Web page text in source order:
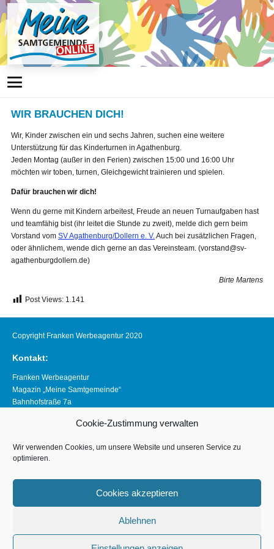
Cookie-Zustimmung verwalten
Wir verwenden Cookies, um unsere Website und unseren Service zu
optimieren.
Cookies akzeptieren
Ablehnen
WIR BRAUCHEN DICH!
Wir, Kinder zwischen ein und sechs Jahren, suchen eine weitere
Unterstützung für das Kinderturnen in Agathenburg.
Jeden Montag (außer in den Ferien) zwischen 15:00 und 16:00 Uhr
möchten wir toben, turnen, Gleichgewicht trainieren und spielen.
Dafür brauchen wir dich!
Wenn du gerne mit Kindern arbeitest, Freude an neuen Turnaufgaben hast
und teamfähig bist (ihr leitet die Stunde zu zweit), melde dich gern beim
Vorstand vom SV Agathenburg/Dollern e. V.Auch bei zusätzlichen Fragen,
oder ähnlichem, wende dich gerne an das Vereinsteam. (vorstand@sv-
agathenburgdollern.de)
Birte Martens
Post Views: 1.141
Copyright Franken Werbeagentur 2020
Kontakt:
Franken Werbeagentur
Magazin „Meine Samtgemeinde“
Bahnhofstraße 7a
Telefon 04163 8390281
Links:
www.franken-werbeagentur.de